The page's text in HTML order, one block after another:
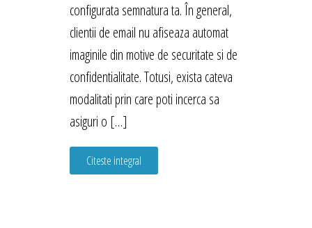
configurata semnatura ta. În general,
clientii de email nu afiseaza automat
imaginile din motive de securitate si de
confidentialitate. Totusi, exista cateva
modalitati prin care poti incerca sa
asiguri o […]
Citeste integral